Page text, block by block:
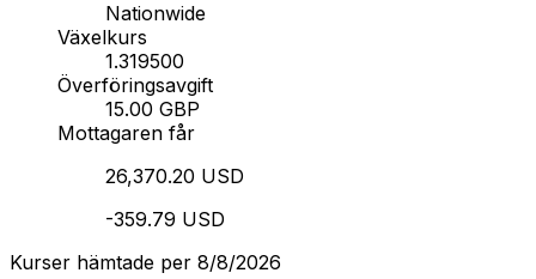
Nationwide
Växelkurs
1.319500
Överföringsavgift
15.00 GBP
Mottagaren får
26,370.20 USD
-359.79 USD
Kurser hämtade per 8/8/2026